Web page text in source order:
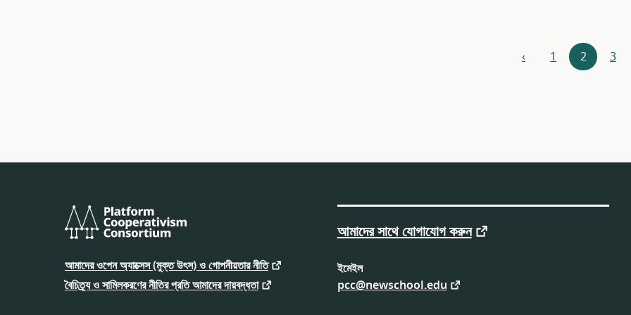
‹পূর্ববর্তী 1 2 3
প্ল্যাটফর্ম
অপারেটিভইজম
কনসর্টিয়াম
আমাদের ওপেন অ্যাক্সেস (মুক্ত উৎস) ও গোপনীয়তার নীতি
বৈচিত্র্য ও সামিলকরণের নীতির প্রতি আমাদের দায়বদ্ধতা
আমাদের সাথে যোগাযোগ করুন
ইমেইল
pcc@newschool.edu